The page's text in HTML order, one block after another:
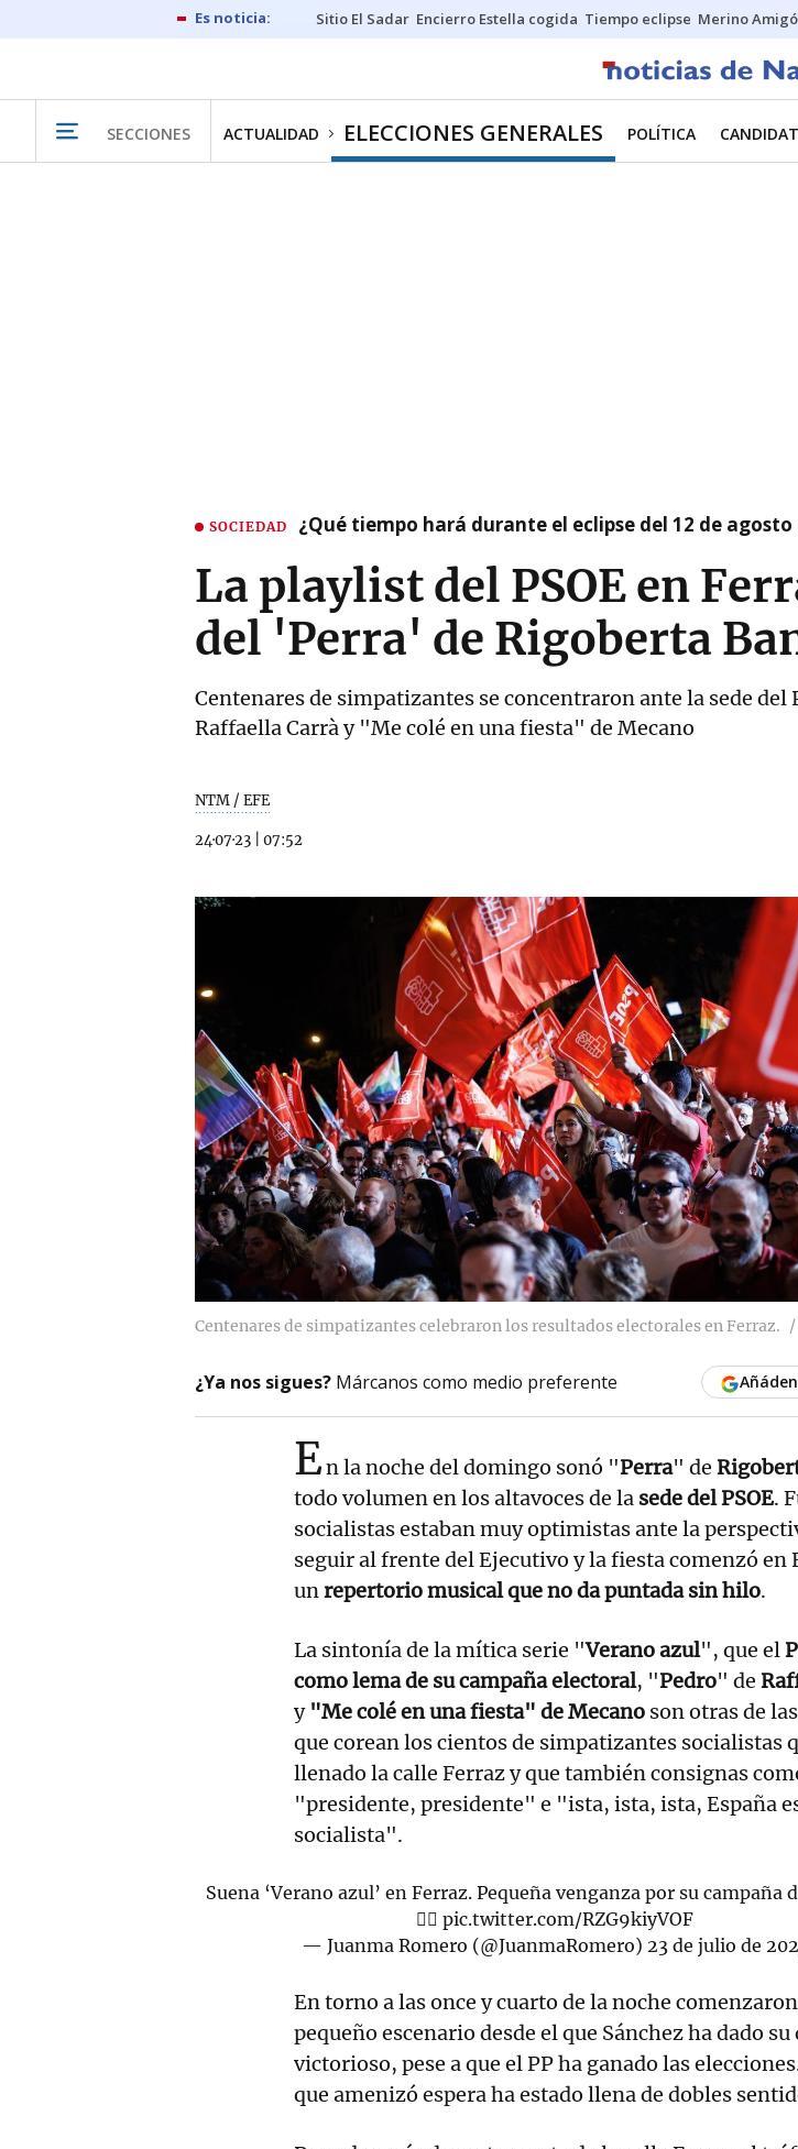
Sitio El Sadar Encierro Estella cogida Tiempo eclipse Merino Amigó
SECCIONES ACTUALIDAD ELECCIONES GENERALES POLÍTICA
SOCIEDAD ¿Qué tiempo hará durante el eclipse del 12 de
La playlist del PSOE en
del 'Perra' de Rigoberta
Centenares de simpatizantes se concentraron ante la sede
Raffaella Carrà y "Me colé en una fiesta" de Mecano
NTM / EFE
24·07·23 07:52
Centenares de simpatizantes celebraron los resultados electorales en Ferraz.
¿Ya nos sigues? Márcanos como medio preferente
En la noche del domingo sonó "Perra" de
todo volumen en los altavoces de la sede del PSOE.
socialistas estaban muy optimistas ante la
seguir al frente del Ejecutivo y la fiesta comenzó en
unrepertorio musical que no da puntada sin hilo.
La sintonía de la mítica serie "Verano azul", que el
como lema de su campaña electoral, "Pedro" de
y "Me colé en una fiesta" de Mecano son otras de
que corean los cientos de simpatizantes socialistas
llenado la calle Ferraz y que también consignas
"presidente, presidente" e "ista, ista, ista, España
socialista".
Suena ‘Verano azul’ en Ferraz. Pequeña venganza por su campaña del
👇🏻pic.twitter.com/RZG9kiyVOF
— Juanma Romero (@JuanmaRomero) 23 de julio de
En torno a las once y cuarto de la noche
pequeño escenario desde el que Sánchez ha dado su
victorioso, pese a que el PP ha ganado las
que amenizó espera ha estado llena de dobles